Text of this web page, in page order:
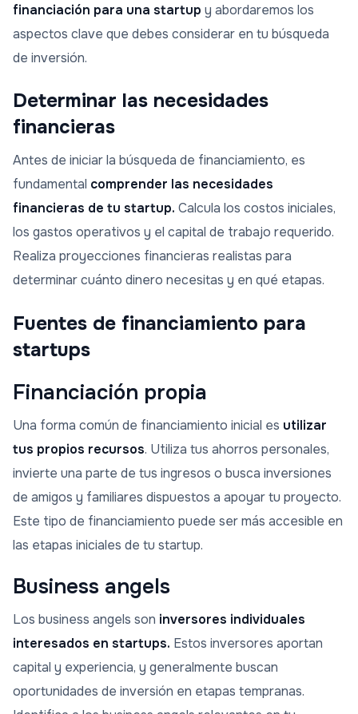
financiación para una startup y abordaremos los
aspectos clave que debes considerar en tu búsqueda
de inversión.
Determinar las necesidades
financieras
Antes de iniciar la búsqueda de financiamiento, es
fundamental comprender las necesidades
financieras de tu startup. Calcula los costos iniciales,
los gastos operativos y el capital de trabajo requerido.
Realiza proyecciones financieras realistas para
determinar cuánto dinero necesitas y en qué etapas.
Fuentes de financiamiento para
startups
Financiación propia
Una forma común de financiamiento inicial es utilizar
tus propios recursos. Utiliza tus ahorros personales,
invierte una parte de tus ingresos o busca inversiones
de amigos y familiares dispuestos a apoyar tu proyecto.
Este tipo de financiamiento puede ser más accesible en
las etapas iniciales de tu startup.
Business angels
Los business angels son inversores individuales
interesados en startups. Estos inversores aportan
capital y experiencia, y generalmente buscan
oportunidades de inversión en etapas tempranas.